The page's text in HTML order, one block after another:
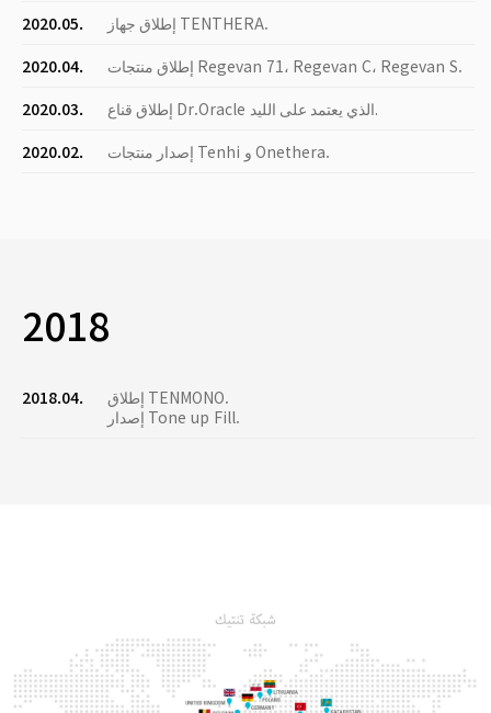
2020.05.
إطلاق جهاز TENTHERA.
2020.04.
إطلاق منتجات Regevan 71، Regevan C، Regevan S.
2020.03.
إطلاق قناع Dr.Oracle الذي يعتمد على الليد.
2020.02.
إصدار منتجات Tenhi و Onethera.
2018
2018.04.
إطلاق TENMONO.
إصدار Tone up Fill.